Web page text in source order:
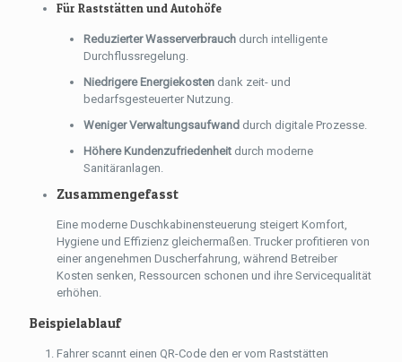
Für Raststätten und Autohöfe
Reduzierter Wasserverbrauch durch intelligente
Durchflussregelung.
Niedrigere Energiekosten dank zeit- und
bedarfsgesteuerter Nutzung.
Weniger Verwaltungsaufwand durch digitale Prozesse.
Höhere Kundenzufriedenheit durch moderne
Sanitäranlagen.
Zusammengefasst
Eine moderne Duschkabinensteuerung steigert Komfort,
Hygiene und Effizienz gleichermaßen. Trucker profitieren von
einer angenehmen Duscherfahrung, während Betreiber
Kosten senken, Ressourcen schonen und ihre Servicequalität
erhöhen.
Beispielablauf
Fahrer scannt einen QR-Code den er vom Raststätten